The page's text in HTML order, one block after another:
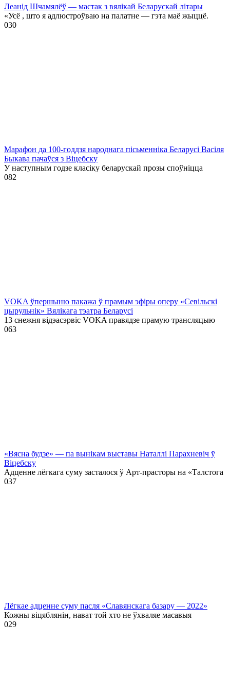
Леанід Шчамялёў — мастак з вялікай Беларускай літары
«Усё , што я адлюстроўваю на палатне — гэта маё жыццё.
030
Марафон да 100-годдзя народнага пісьменніка Беларусі Васіля
Быкава пачаўся з Віцебску
У наступным годзе класіку беларускай прозы споўніцца
082
VOKA ўпершыню пакажа ў прамым эфіры оперу «Севільскі
цырульнік» Вялікага тэатра Беларусі
13 снежня відэасэрвіс VOKA правядзе прамую трансляцыю
063
«Вясна будзе» — па вынікам выставы Наталлі Парахневіч ў
Віцебску
Адценне лёгкага суму засталося ў Арт-прасторы на «Талстога
037
Лёгкае адценне суму пасля «Славянскага базару — 2022»
Кожны віцяблянін, нават той хто не ўхваляе масавыя
029